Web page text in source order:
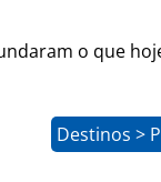
o que
Destinos >